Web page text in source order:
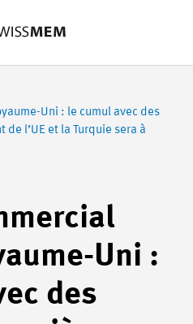
Uni : le cumul avec des
l’UE et la Turquie sera à
Uni :
des